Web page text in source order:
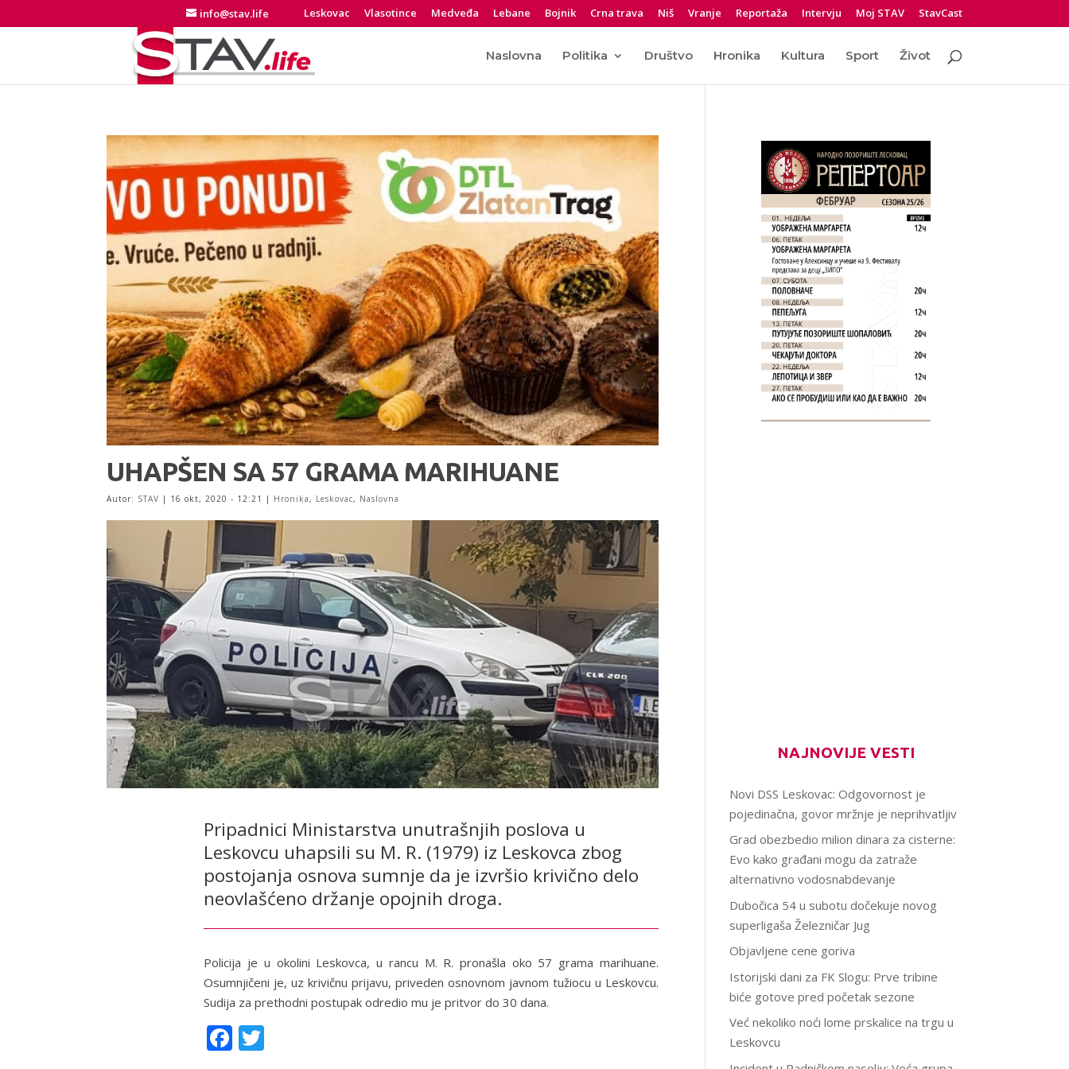
info@stav.life Leskovac Vlasotince Medveđa Lebane Bojnik Crna trava Niš Vranje Reportaža Intervju Moj STAV StavCast
Naslovna Politika Društvo Hronika Kultura Sport Život
UHAPŠEN SA 57 GRAMA MARIHUANE
Autor: STAV | 16 okt, 2020 - 12:21 | Hronika, Leskovac, Naslovna
Pripadnici Ministarstva unutrašnjih poslova u
Leskovcu uhapsili su M. R. (1979) iz Leskovca zbog
postojanja osnova sumnje da je izvršio krivično delo
neovlašćeno držanje opojnih droga.
Policija je u okolini Leskovca, u rancu M. R. pronašla oko 57 grama marihuane.
Osumnjičeni je, uz krivičnu prijavu, priveden osnovnom javnom tužiocu u Leskovcu.
Sudija za prethodni postupak odredio mu je pritvor do 30 dana.
F
NAJNOVIJE VESTI
Novi DSS Leskovac: Odgovornost je
pojedinačna, govor mržnje je neprihvatljiv
Grad obezbedio milion dinara za cisterne:
Evo kako građani mogu da zatraže
alternativno vodosnabdevanje
Dubočica 54 u subotu dočekuje novog
superligaša Železničar Jug
Objavljene cene goriva
Istorijski dani za FK Slogu: Prve tribine
biće gotove pred početak sezone
Već nekoliko noći lome prskalice na trgu u
Leskovcu